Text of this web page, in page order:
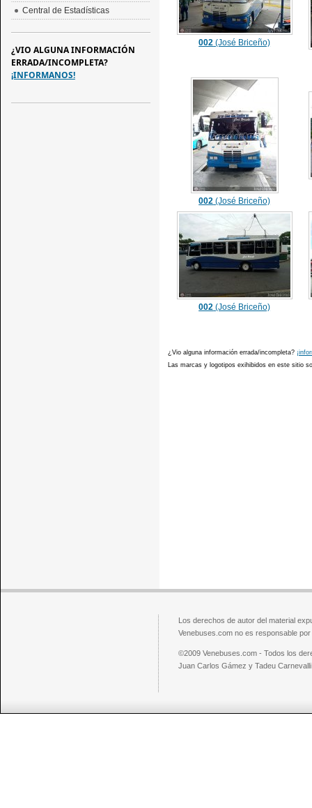
002 (José Briceño)
002 (José Briceño)
002 (José Briceño)
¿Vio alguna información errada/incompleta?
Las marcas y logotipos exihibidos en este sitio
Central de Estadísticas
¿VIO ALGUNA INFORMACIÓN
ERRADA/INCOMPLETA?
¡INFORMANOS!
Los derechos de autor del material
Venebuses.com no es responsable
©2009 Venebuses.com - Todos los
Juan Carlos Gámez y Tadeu Carnevalli